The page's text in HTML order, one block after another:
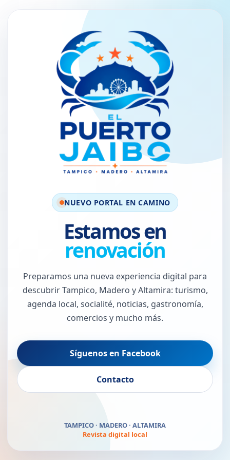
NUEVO PORTAL EN CAMINO
Estamos en
renovación
Preparamos una nueva experiencia digital para
descubrir Tampico, Madero y Altamira: turismo,
agenda local, socialité, noticias, gastronomía,
comercios y mucho más.
Síguenos en Facebook
Contacto
El Puerto Jaibo vuelve
pronto
TAMPICO · MADERO · ALTAMIRA
Revista digital local